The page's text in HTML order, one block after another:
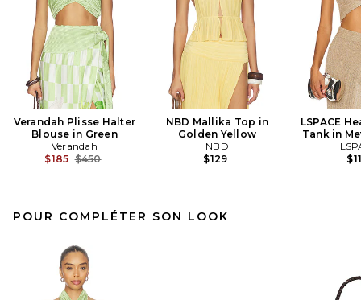
Verandah Plisse Halter
Blouse in Green
Verandah
$185 Previous price:
$450
NBD Mallika Top in
Golden Yellow
NBD
$129
LSPACE
Tank in
POUR COMPLÉTER SON LOOK